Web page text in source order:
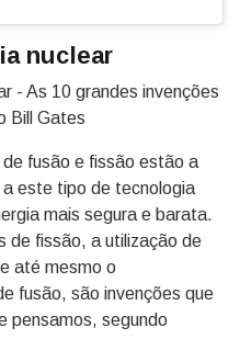
nuclear
fusão e fissão estão a
este tipo de tecnologia
mais segura e barata.
de fissão, a utilização de
até mesmo o
fusão, são invenções que
pensamos, segundo